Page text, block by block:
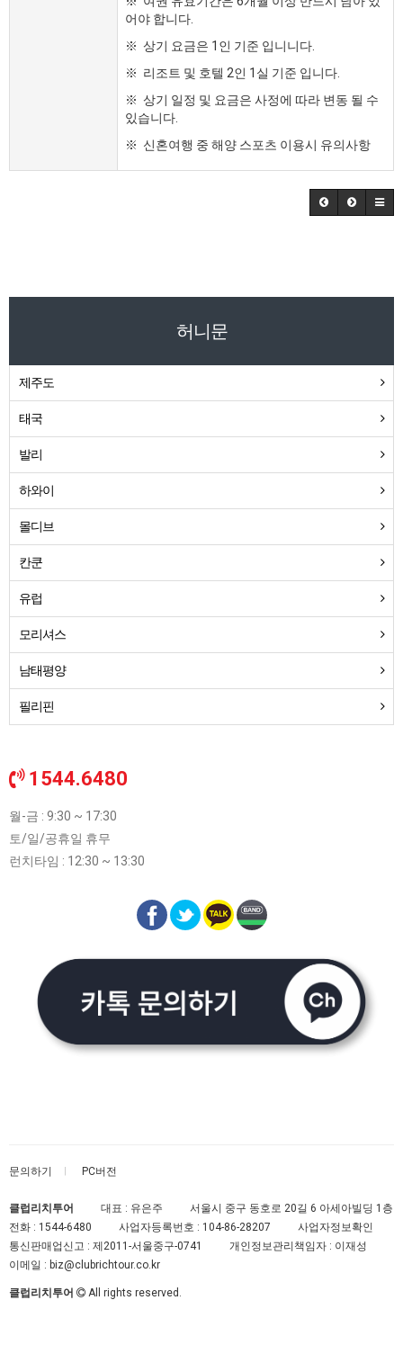
어야 합니다.
※ 상기 요금은 1인 기준 입니니다.
※ 리조트 및 호텔 2인 1실 기준 입니다.
※ 상기 일정 및 요금은 사정에 따라 변동 될 수
있습니다.
※ 신혼여행 중 해양 스포츠 이용시 유의사항
허니문
제주도
태국
발리
하와이
몰디브
칸쿤
유럽
모리셔스
남태평양
필리핀
1544.6480
월-금 : 9:30 ~ 17:30
토/일/공휴일 휴무
런치타임 : 12:30 ~ 13:30
문의하기 PC버전
클럽리치투어 대표 : 유은주
서울시 중구 동호로 20길 6 아세아빌딩 1층
전화 : 1544-6480 사업자등록번호 : 104-86-28207
사업자정보확인
통신판매업신고 : 제2011-서울중구-0741
개인정보관리책임자 : 이재성
이메일 : biz@clubrichtour.co.kr
클럽리치투어 All rights reserved.